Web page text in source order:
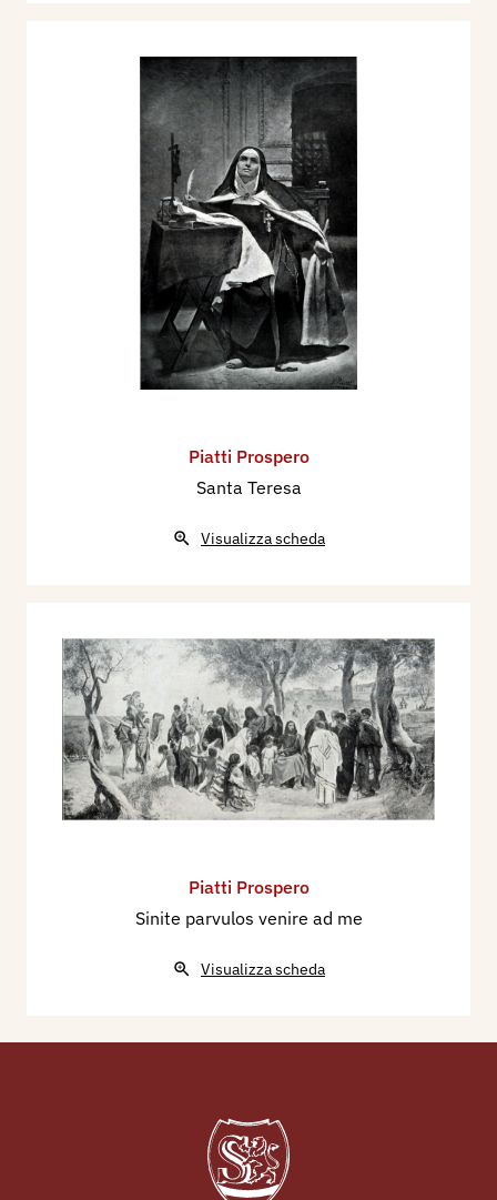
Piatti Prospero
Santa Teresa
Visualizza scheda
Piatti Prospero
Sinite parvulos venire ad me
Visualizza scheda